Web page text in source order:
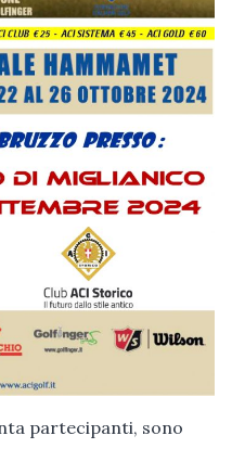
partecipanti, sono